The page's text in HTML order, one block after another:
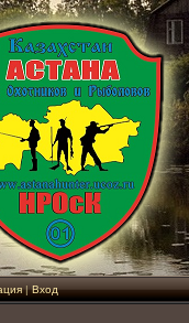
|Вход